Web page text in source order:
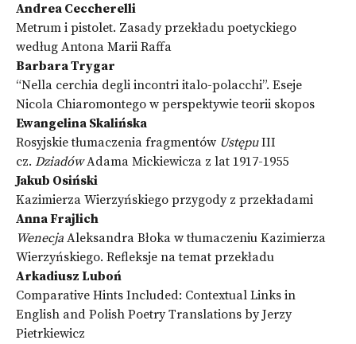
Andrea Ceccherelli
Metrum i pistolet. Zasady przekładu poetyckiego
według Antona Marii Raffa
Barbara Trygar
“Nella cerchia degli incontri italo-polacchi”. Eseje
Nicola Chiaromontego w perspektywie teorii skopos
Ewangelina Skalińska
Rosyjskie tłumaczenia fragmentów UstępuIII
cz. DziadówAdama Mickiewicza z lat 1917-1955
Jakub Osiński
Kazimierza Wierzyńskiego przygody z przekładami
Anna Frajlich
Wenecja Aleksandra Błoka w tłumaczeniu Kazimierza
Wierzyńskiego. Refleksje na temat przekładu
Arkadiusz Luboń
Comparative Hints Included: Contextual Links in
English and Polish Poetry Translations by Jerzy
Pietrkiewicz